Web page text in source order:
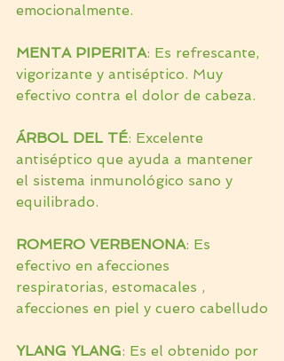
emocionalmente.
MENTA PIPERITA: Es refrescante,
vigorizante y antiséptico. Muy
efectivo contra el dolor de cabeza.
ÁRBOL DEL TÉ: Excelente
antiséptico que ayuda a mantener
el sistema inmunológico sano y
equilibrado.
ROMERO VERBENONA: Es
efectivo en afecciones
respiratorias, estomacales ,
afecciones en piel y cuero cabelludo
YLANG YLANG: Es el obtenido por